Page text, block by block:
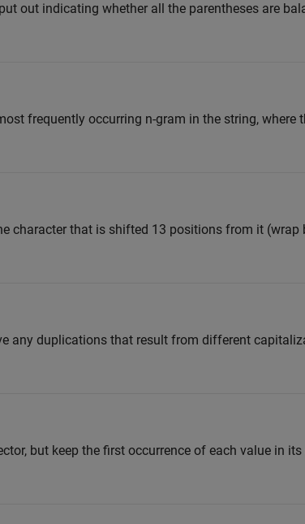
out indicating whether all the parentheses are
frequently occurring n-gram in the string, where
character that is shifted 13 positions from it (wrap
any duplications that result from different
but keep the first occurrence of each value in